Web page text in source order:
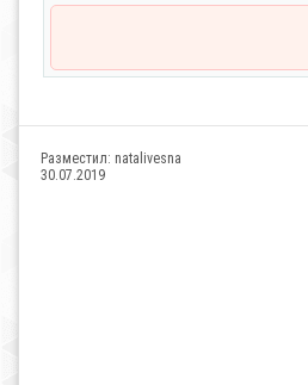
Разместил: natalivesna
30.07.2019